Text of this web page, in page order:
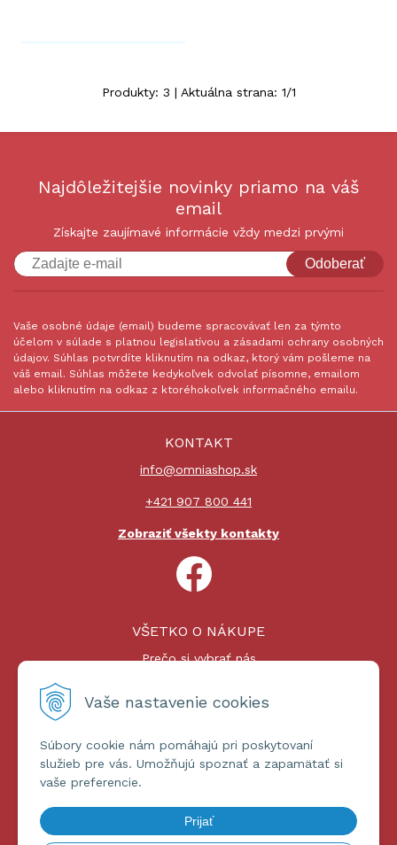
Vaše nastavenie cookies
Súbory cookie nám pomáhajú pri poskytovaní
služieb pre vás. Umožňujú spoznať a zapamätať si
vaše preferencie.
Prijať
Produkty: 3 | Aktuálna strana: 1/1
Najdôležitejšie novinky priamo na váš
email
Získajte zaujímavé informácie vždy medzi prvými
Odoberať
Vaše osobné údaje (email) budeme spracovávať len za týmto
účelom v súlade s platnou legislatívou a zásadami ochrany osobných
údajov. Súhlas potvrdíte kliknutím na odkaz, ktorý vám pošleme na
váš email. Súhlas môžete kedykoľvek odvolať písomne, emailom
alebo kliknutím na odkaz z ktoréhokoľvek informačného emailu.
KONTAKT
info@omniashop.sk
+421 907 800 441
Zobraziť všekty kontakty
VŠETKO O NÁKUPE
Prečo si vybrať nás
Platby a doprava
ĎALŠIE INFORMÁCIE
Obchodné podmienky
Ochrana osobných údajov